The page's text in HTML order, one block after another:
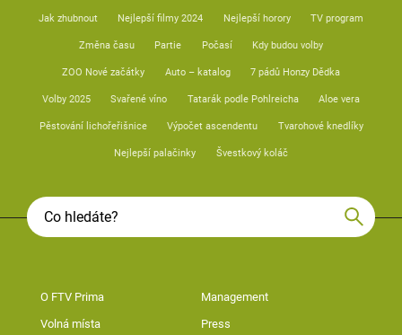
Jak zhubnout Nejlepší filmy 2024 Nejlepší horory TV program
Změna času Partie Počasí Kdy budou volby
ZOO Nové začátky Auto – katalog 7 pádů Honzy Dědka
Volby 2025 Svařené víno Tatarák podle Pohlreicha Aloe vera
Pěstování lichořeřišnice Výpočet ascendentu Tvarohové knedlíky
Nejlepší palačinky Švestkový koláč
O FTV Prima Management
Volná místa Press